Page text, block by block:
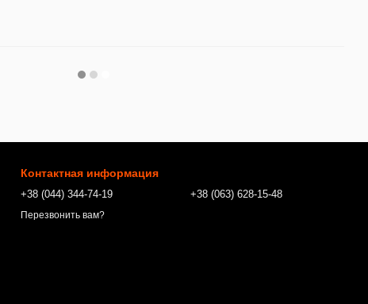
Контактная информация
+38 (044) 344-74-19
Перезвонить вам?
+38 (063) 628-15-48